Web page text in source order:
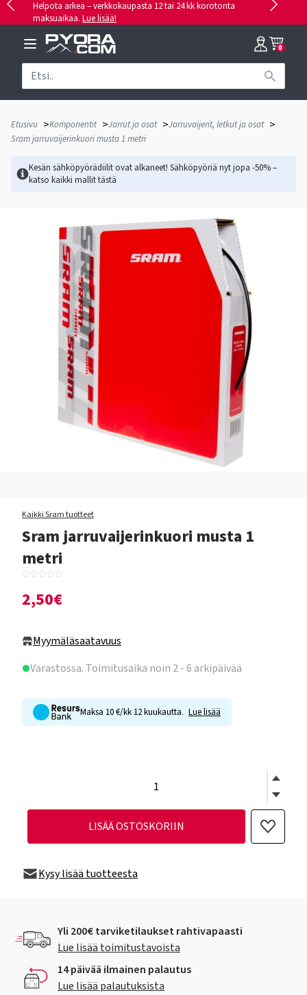
Helpota arkea – verkkokaupasta 12 tai 24 kk korotonta
maksuaikaa. Lue lisää!
0
Etusivu >Komponentit >Jarrut ja osat >Jarruvaijerit, letkut ja osat >
Sram jarruvaijerinkuori musta 1 metri
Kesän sähköpyörädiilit ovat alkaneet! Sähköpyöriä nyt jopa -50% –
katso kaikki mallittästä
Kaikki Sram tuotteet
Sram jarruvaijerinkuori musta 1
metri
2,50€
Myymäläsaatavuus
Varastossa. Toimitusaika noin 2 - 6 arkipäivää
Maksa 10 €/kk 12 kuukautta. Lue lisää
LISÄÄ OSTOSKORIIN
Kysy lisää tuotteesta
Yli 200€ tarviketilaukset rahtivapaasti
Lue lisää toimitustavoista
14 päivää ilmainen palautus
Lue lisää palautuksista